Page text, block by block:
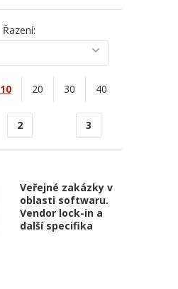
Řazení:
10 20 30 40
2 3
Veřejné zakázky v
oblasti softwaru.
Vendor lock-in a
další specifika